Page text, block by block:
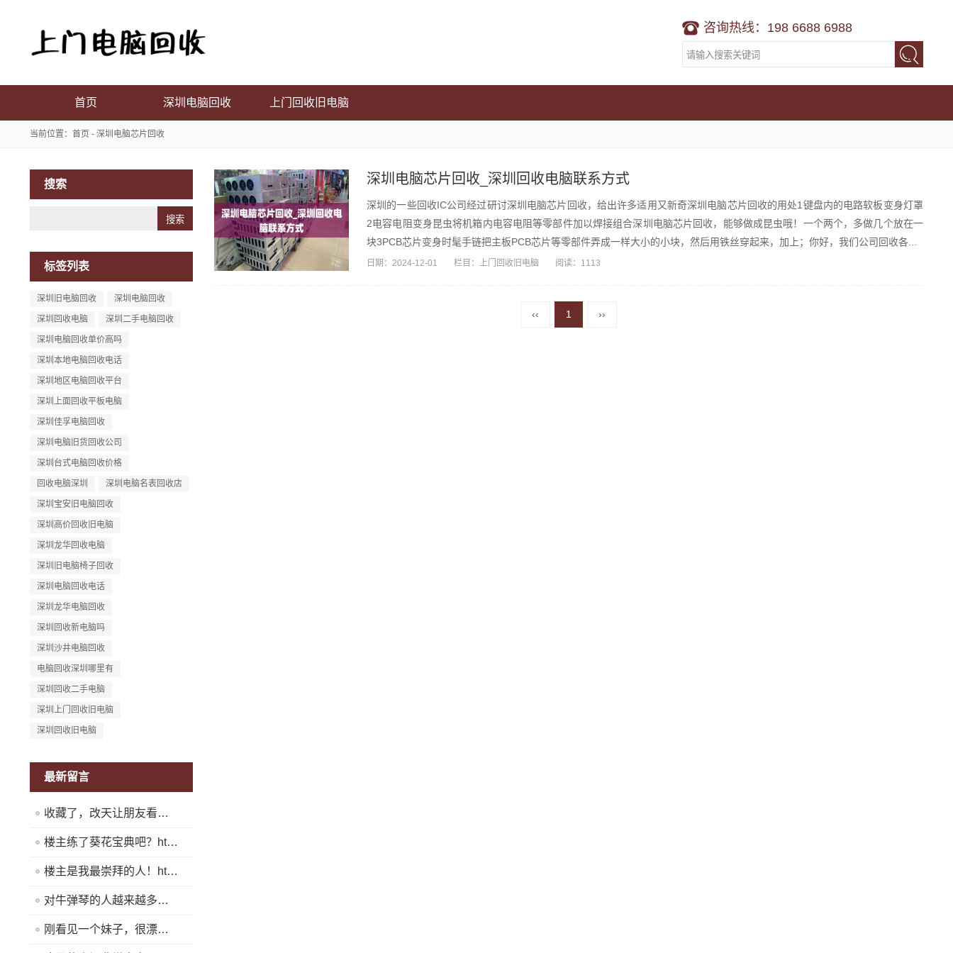
咨询热线：198 6688 6988
首页 深圳电脑回收 上门回收旧电脑
当前位置： 首页 - 深圳电脑芯片回收
搜索
标签列表
深圳旧电脑回收 深圳电脑回收
深圳回收电脑 深圳二手电脑回收
深圳电脑回收单价高吗
深圳本地电脑回收电话
深圳地区电脑回收平台
深圳上面回收平板电脑
深圳佳孚电脑回收
深圳电脑旧货回收公司
深圳台式电脑回收价格
回收电脑深圳 深圳电脑名表回收店
深圳宝安旧电脑回收
深圳高价回收旧电脑
深圳龙华回收电脑
深圳旧电脑椅子回收
深圳电脑回收电话
深圳龙华电脑回收
深圳回收新电脑吗
深圳沙井电脑回收
电脑回收深圳哪里有
深圳回收二手电脑
深圳上门回收旧电脑
深圳回收旧电脑
最新留言
收藏了，改天让朋友看看！https://www.quickq9.com
楼主练了葵花宝典吧？https://www.quickq9.com
楼主是我最崇拜的人！https://www.quickq9.com
对牛弹琴的人越来越多了！https://www.quickq9.com
刚看见一个妹子，很漂亮！https://www.quickq9.com
深圳电脑芯片回收_深圳回收电脑联系方式
深圳的一些回收IC公司经过研讨深圳电脑芯片回收，给出许多适用又新奇深圳电脑芯片回收的用处1键盘内的电路软板变身灯罩
2电容电阻变身昆虫将机箱内电容电阻等零部件加以焊接组合深圳电脑芯片回收，能够做成昆虫哦！一个两个，多做几个放在一
块3PCB芯片变身时髦手链把主板PCB芯片等零部件弄成一样大小的小块，然后用铁丝穿起来，加上；你好，我们公司回收各...
日期： 2024-12-01 栏目： 上门回收旧电脑 阅读：1113
‹‹ 1 ››